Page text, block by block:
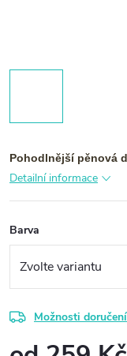
Pohodlnější pěnová
Detailní informace
Barva
Možnosti doručení